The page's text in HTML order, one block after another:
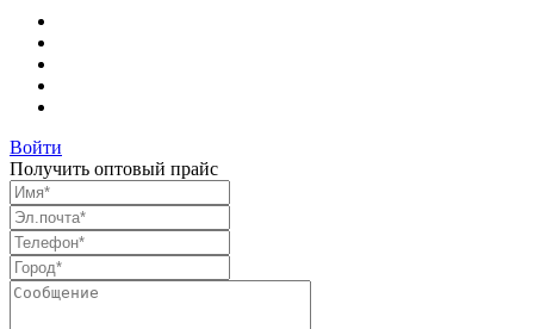
Войти
Получить оптовый прайс